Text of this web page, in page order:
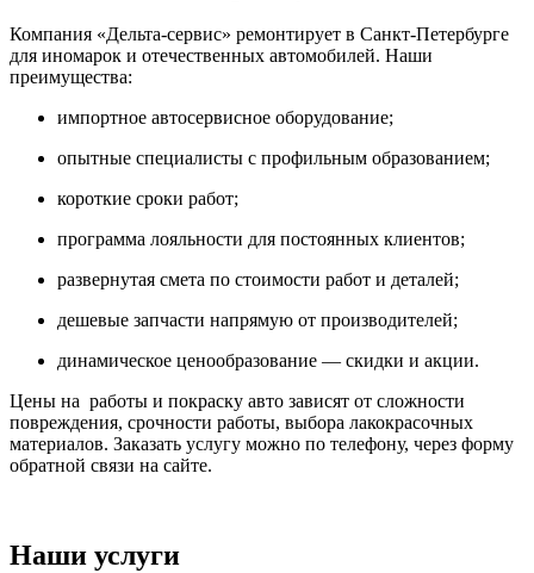
Компания «Дельта-сервис» ремонтирует в Санкт-Петербурге
для иномарок и отечественных автомобилей. Наши
преимущества:
импортное автосервисное оборудование;
опытные специалисты с профильным образованием;
короткие сроки работ;
программа лояльности для постоянных клиентов;
развернутая смета по стоимости работ и деталей;
дешевые запчасти напрямую от производителей;
динамическое ценообразование — скидки и акции.
Цены на работы и покраску авто зависят от сложности
повреждения, срочности работы, выбора лакокрасочных
материалов. Заказать услугу можно по телефону, через форму
обратной связи на сайте.
Наши услуги